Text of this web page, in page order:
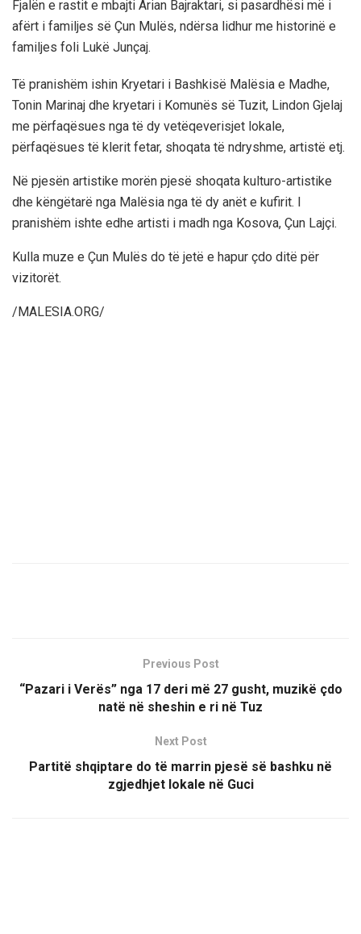
Fjalën e rastit e mbajti Arian Bajraktari, si pasardhësi më i
afërt i familjes së Çun Mulës, ndërsa lidhur me historinë e
familjes foli Lukë Junçaj.
Të pranishëm ishin Kryetari i Bashkisë Malësia e Madhe,
Tonin Marinaj dhe kryetari i Komunës së Tuzit, Lindon Gjelaj
me përfaqësues nga të dy vetëqeverisjet lokale,
përfaqësues të klerit fetar, shoqata të ndryshme, artistë etj.
Në pjesën artistike morën pjesë shoqata kulturo-artistike
dhe këngëtarë nga Malësia nga të dy anët e kufirit. I
pranishëm ishte edhe artisti i madh nga Kosova, Çun Lajçi.
Kulla muze e Çun Mulës do të jetë e hapur çdo ditë për
vizitorët.
/MALESIA.ORG/
Previous Post
“Pazari i Verës” nga 17 deri më 27 gusht, muzikë çdo
natë në sheshin e ri në Tuz
Next Post
Partitë shqiptare do të marrin pjesë së bashku në
zgjedhjet lokale në Guci